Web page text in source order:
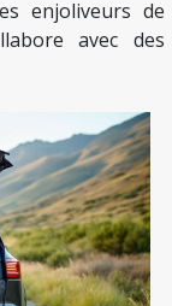
enjoliveurs de
avec des